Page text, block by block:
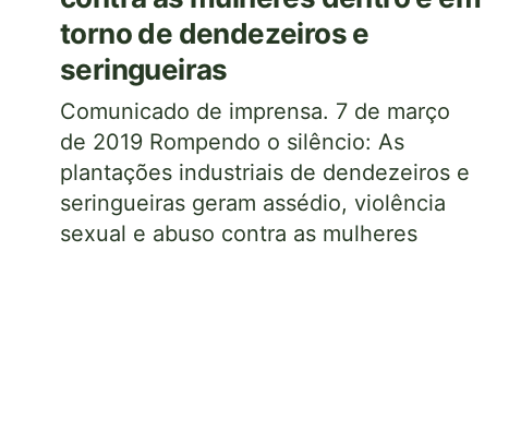
torno de dendezeiros e
seringueiras
Comunicado de imprensa. 7 de março
de 2019 Rompendo o silêncio: As
plantações industriais de dendezeiros e
seringueiras geram assédio, violência
sexual e abuso contra as mulheres